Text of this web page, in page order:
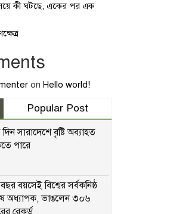
কী ঘটছে, একের পর এক
on Hello world!
Popular Post
সারাদেশে বৃষ্টি অব্যাহত
পারে
বয়সেই বিশ্বের সর্বকনিষ্ঠ
অধ্যাপক, ভাঙলেন ৩০৬